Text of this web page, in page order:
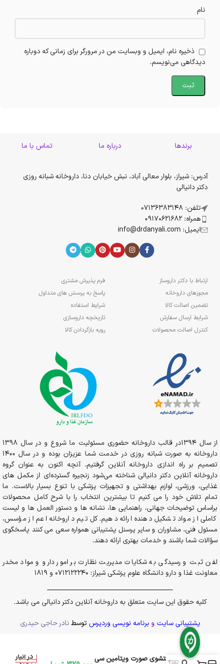
نام
ذخیره نام، ایمیل و وبسایت من در مرورگر برای زمانی که دوباره
دیدگاهی می‌نویسم.
برندها درباره ما تماس با ما
آدرس: شیراز، بلوار معالی آباد، نبش خیابان دنا، داروخانه شبانه روزی
دکتر دانیالی
تلفن: 07136383148
همراه: 09170621682
ایمیل: info@drdanyali.com
ارتباط با دکتر داروساز
مجوزهای داروخانه
تضمین اصالت کالا
شرایط ارسال سفارش
کنترل اصالت محصولات
فرم پذیرش مشتری
پاسخ به پرسش های متداول
شرایط استفاده
تاریخچه داروسازی
رویه بازگردادن کالا
از سال 1394در قالب داروخانه حضوری مسئولیت ما شروع و در سال 1398
داروخانه به صورت شبانه روزی در خدمت شما عزیزان بوده و در سال 1400
تصمیم بر راه اندازی داروخانه آنلاین گرفتیم. آنچه اکنون به عنوان گروه
داروخانه آنلاین دکتر دانیالی شناخته می‌شود زنجیره گسترده‌ای از مکمل های
غذایی، ورزشی، لوازم بهداشتی و تجهیزات پزشکی با تنوع بسیار بالاست. ما
تمام تلاش خود را می کنیم تا بیشترین انتخاب را با شرح کامل محصولات
براساس توضیحات جهانی، راهنمایی ها، نشانه ها و دستور العمل ها و لیست
کاملی از مواد تشکیل دهنده ارائه دهیم. کل تیم داروخانه اعم از مؤسس،
مسئول فنی، مشاوران و سایر پرسنل پشتیبانی همواره سعی می کنند پاسخگوی
سؤالات شما باشند و خدمات بهتری ارائه دهند.
لفن ثبت و رسیدگی به شکایات مدیریت نظارت بر امور دارو و مواد مخدر
معاونت غذا و دارو دانشگاه علوم پزشکی شیراز: 0712122240 و 1819
کلیه حقوق این سایت متعلق به داروخانه آنلاین دکتر دانیالی می باشد.
پشتیبانی سایت و برنامه نویسی وردپرس توسط نادر حاجی حیدری
فوم شستشوی صورت ویتامین سی در انبار